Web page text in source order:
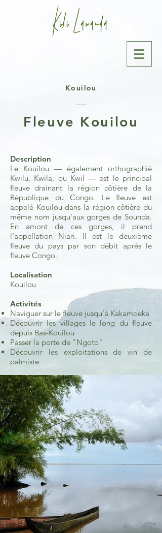
Kouilou
Fleuve Kouilou
Description
Le Kouilou — également orthographié
Kwilu, Kwila, ou Kwil — est le principal
fleuve drainant la région côtière de la
République du Congo. Le fleuve est
appelé Kouilou dans la région côtière du
même nom jusqu'aux gorges de Sounda.
En amont de ces gorges, il prend
l'appellation Niari. Il est le deuxième
fleuve du pays par son débit après le
fleuve Congo.
Localisation
Kouilou
Activités
Naviguer sur le fleuve jusqu'à Kakamoeka
Découvrir les villages le long du fleuve
depuis Bas-Kouilou
Passer la porte de "Ngoto"
Découvrir les exploitations de vin de
palmiste